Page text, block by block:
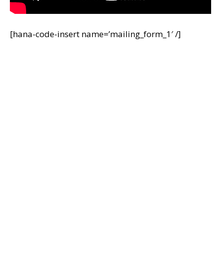
[hana-code-insert name=’mailing_form_1′ /]